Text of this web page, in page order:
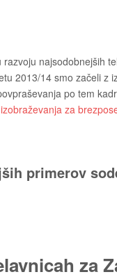
najsodobnejših
2013/14 smo začeli
po tem
za
primerov
za